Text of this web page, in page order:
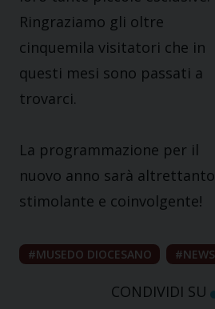
Ringraziamo gli oltre
cinquemila visitatori che in
questi mesi sono passati a
trovarci.
La programmazione per il
nuovo anno sarà altrettanto
stimolante e coinvolgente!
MUSEDO DIOCESANO NEWS
CONDIVIDI SU